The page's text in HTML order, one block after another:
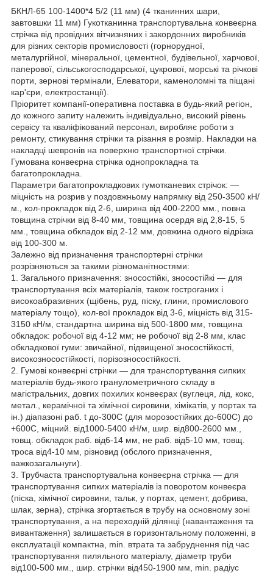
БКНЛ-65 100-1400*4 5/2 (11 мм) (4 тканинних шари,
завтовшки 11 мм) Гукотканинна транспортувальна конвеєрна
стрічка від провідних вітчизняних і закордонних виробників
для різних секторів промисловості (горнорудної,
металургійної, мінеральної, цементної, будівельної, харчової,
паперової, сільськогосподарської, цукрової, морські та річкові
порти, зернові термінали, Елеватори, каменоломні та піщані
кар'єри, електростанції).
Пріоритет компанії-оперативна поставка в будь-який регіон,
до кожного запиту належить індивідуально, високий рівень
сервісу та кваліфікований персонал, виробляє роботи з
ремонту, стикування стрічки та різання в розмір. Накладки на
накладці шевронів на поверхню транспортної стрічки.
Гумована конвеєрна стрічка однопрокладна та
багатопрокладна.
Параметри багатопрокладкових гумотканевих стрічок: —
міцність на розрив у поздовжньому напрямку від 250-3500 кН/
м., кол-прокладок від 2-6, ширина від 400-2200 мм., повна
товщина стрічки від 8-40 мм, товщина осердя від 2,8-15, 5
мм., товщина обкладок від 2-12 мм, довжина одного відрізка
від 100-300 м.
Залежно від призначення транспортерні стрічки
розрізняються за такими різноманітностями:
1. Загального призначення: зносостійкі, зносостійкі — для
транспортування всіх матеріалів, також гостроганих і
високоабразивних (щібень, руд, піску, глини, промислового
матеріалу тощо), кол-вої прокладок від 3-6, міцність від 315-
3150 кН/м, стандартна ширина від 500-1800 мм, товщина
обкладок: робочої від 4-12 мм; не робочої від 2-8 мм, клас
обкладкової гуми: звичайної, підвищеної зносостійкості,
високозносостійкості, порізозносостійкості.
2. Гумові конвеєрні стрічки — для транспортування сипких
матеріалів будь-якого гранулометричного складу в
магістральних, довгих похилих конвеєрах (вуглеця, лід, кокс,
метал., керамічної та хімічної сировини, хімікатів, у портах та
ін.) діапазоні раб. t до-300С (для морозостійких до-600С) до
+600С, міцний. від1000-5400 кН/м, шир. від800-2600 мм.,
товщ. обкладок раб. від6-14 мм, не раб. від5-10 мм, товщ.
троса від4-10 мм, різновид (обслого призначення,
важкозагальнуги).
3. Трубчаста транспортувальна конвеєрна стрічка — для
транспортування сипких матеріалів із поворотом конвеєра
(піска, хімічної сировини, тальк, у портах, цемент, добрива,
шлак, зерна), стрічка згортається в трубу на основному зоні
транспортування, а на переходній ділянці (навантаження та
вивантаження) залишається в горизонтальному положенні, в
експлуатації компактна, min. втрата та забруднення під час
транспортування пиляльного матеріалу, діаметр труби
від100-500 мм., шир. стрічки від450-1900 мм, min. радіус